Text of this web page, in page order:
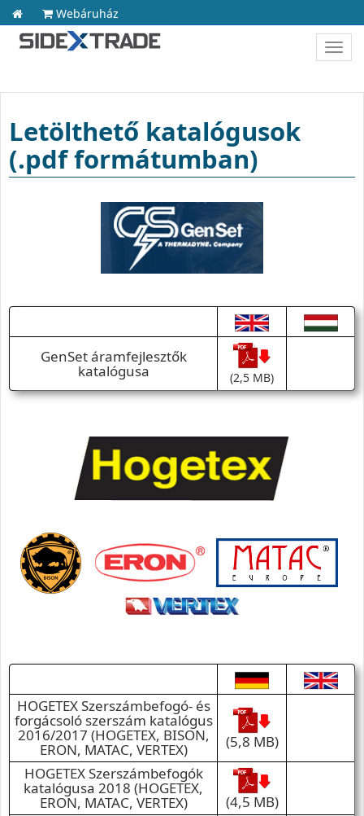
Webáruház
Letölthető katalógusok
(.pdf formátumban)
GenSet áramfejlesztők
katalógusa (2,5 MB)
HOGETEX Szerszámbefogó- és
forgácsoló szerszám katalógus
2016/2017 (HOGETEX, BISON,
ERON, MATAC, VERTEX)
(5,8 MB)
HOGETEX Szerszámbefogók
katalógusa 2018 (HOGETEX,
ERON, MATAC, VERTEX)
(4,5 MB)